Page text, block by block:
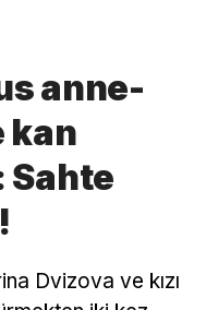
anne-
kan
Sahte
Dvizova ve kızı